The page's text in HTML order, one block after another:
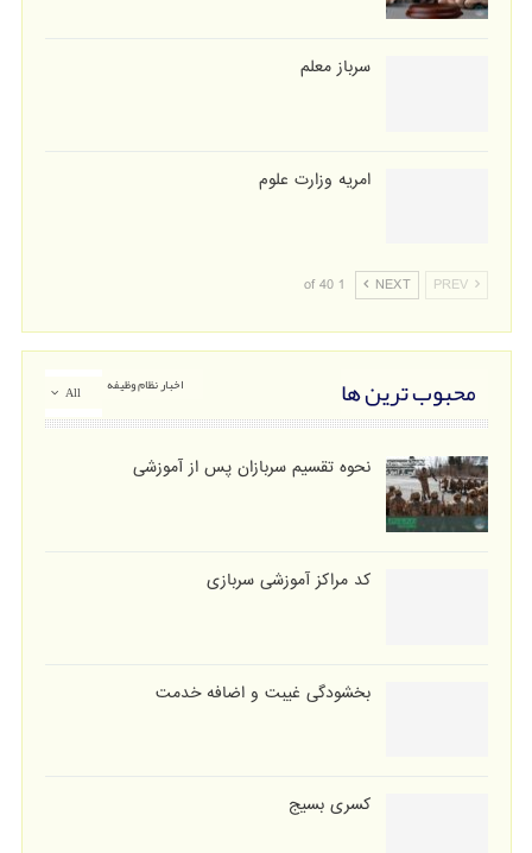
سرباز معلم
امریه وزارت علوم
PREV
NEXT
1 of 40
All محبوب ترین ها اخبار نظام وظیفه
نحوه تقسیم سربازان پس از آموزشی
کد مراکز آموزشی سربازی
بخشودگی غیبت و اضافه خدمت
کسری بسیج